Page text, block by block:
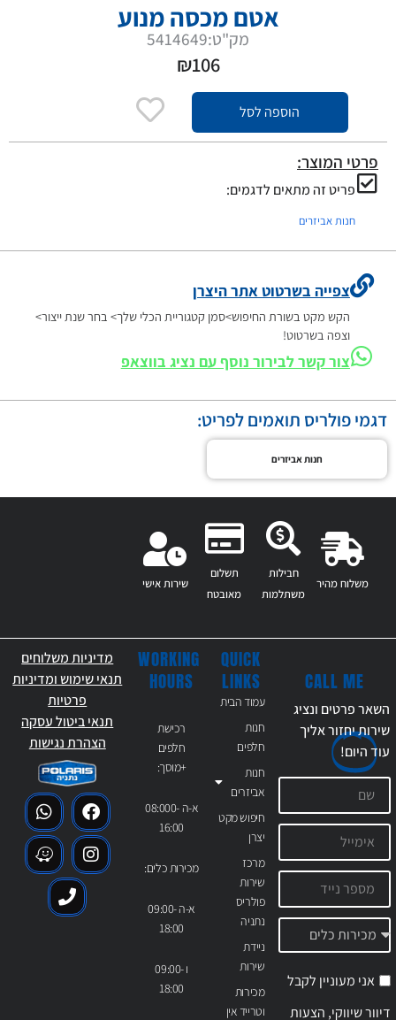
אטם מכסה מנוע
מק"ט:5414649
₪106
הוספה לסל
פרטי המוצר:
פריט זה מתאים לדגמים:
חנות אביזרים
צפייה בשרטוט אתר היצרן
הקש מקט בשורת החיפוש>סמן קטגוריית הכלי שלך> בחר שנת ייצור>
וצפה בשרטוט!
צור קשר לבירור נוסף עם נציג בווצאפ
דגמי פולריס תואמים לפריט:
חנות אביזרים
משלוח מהיר
חבילות
משתלמות
תשלום
מאובטח
שירות אישי
QUICK
LINKS
עמוד הבית
חנות
חלפים
חנות
אביזרים
חיפוש מקט
יצרן
מרכז
שירות
פולריס
נתניה
ניידת
שירות
מכירות
וטרייד אין
WORKING
HOURS
רכישת
חלפים
+מוסך:
א-ה 08:000-
16:00
מכירות כלים:
א-ה 09:00-
18:00
ו 09:00-
18:00
CALL ME
השאר פרטים ונציג
שירות יחזור אליך
עודהיום!
אני מעוניין לקבל
דיוור שיווקי, הצעות
מדיניות משלוחים
תנאי שימוש ומדיניות
פרטיות
תנאי ביטול עסקה
הצהרת נגישות